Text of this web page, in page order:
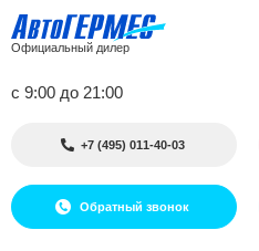
Официальный дилер
с 9:00 до 21:00
+7 (495) 011-40-03
Обратный звонок